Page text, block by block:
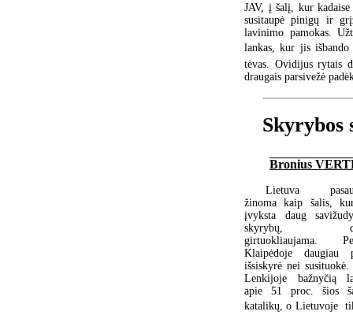
JAV, į šalį, kur kadaise
susitaupė pinigų ir
lavinimo pamokas.
lankas, kur jis išbando
tėvas. Ovidijus rytais
draugais parsivežė
Skyrybos
Bronius
Lietuva
žinoma kaip šalis,
įvyksta daug
skyrybų,
girtuokliaujama.
Klaipėdoje daugiau
išsiskyrė nei susituokė.
Lenkijoje bažnyčią
apie 51 proc. šios
katalikų, o Lietuvoje 